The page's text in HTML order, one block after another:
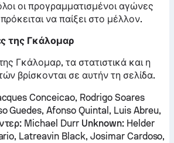
οι προγραμματισμένοι αγώνες
να παίξει στο μέλλον.
της Γκάλομαρ
Γκάλομαρ, τα στατιστικά και η
βρίσκονται σε αυτήν τη σελίδα.
Conceicao, Rodrigo Soares
Guedes, Afonso Quintal, Luis Abreu,
Michael Durr Unknown:Helder
Latreavin Black, Josimar Cardoso,